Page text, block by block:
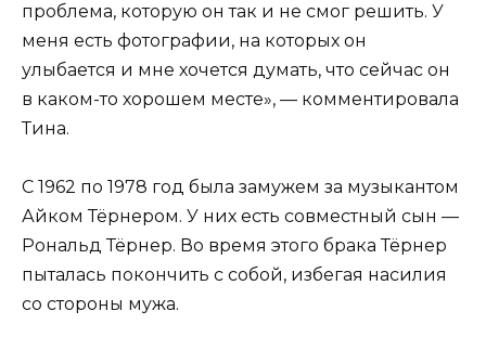
проблема, которую он так и не смог решить. У
меня есть фотографии, на которых он
улыбается и мне хочется думать, что сейчас он
в каком-то хорошем месте», — комментировала
Тина.
С 1962 по 1978 год была замужем за музыкантом
Айком Тёрнером. У них есть совместный сын —
Рональд Тёрнер. Во время этого брака Тёрнер
пыталась покончить с собой, избегая насилия
со стороны мужа.